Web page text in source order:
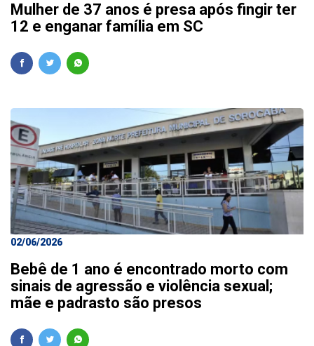
Mulher de 37 anos é presa após fingir ter
12 e enganar família em SC
02/06/2026
Bebê de 1 ano é encontrado morto com
sinais de agressão e violência sexual;
mãe e padrasto são presos